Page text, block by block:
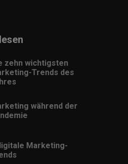
zehn wichtigsten
Trends des
während der
Marketing-